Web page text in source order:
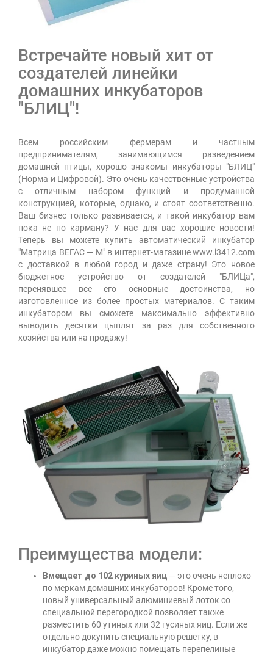
Встречайте новый хит от
создателей линейки
домашних инкубаторов
"БЛИЦ"!
Всем российским фермерам и частным
предпринимателям, занимающимся разведением
домашней птицы, хорошо знакомы инкубаторы "БЛИЦ"
(Норма и Цифровой). Это очень качественные устройства
с отличным набором функций и продуманной
конструкцией, которые, однако, и стоят соответственно.
Ваш бизнес только развивается, и такой инкубатор вам
пока не по карману? У нас для вас хорошие новости!
Теперь вы можете купить автоматический инкубатор
"Матрица ВЕГАС — М" в интернет-магазине www.i3412.com
с доставкой в любой город и даже страну! Это новое
бюджетное устройство от создателей "БЛИЦа",
перенявшее все его основные достоинства, но
изготовленное из более простых материалов. С таким
инкубатором вы сможете максимально эффективно
выводить десятки цыплят за раз для собственного
хозяйства или на продажу!
Преимущества модели:
Вмещает до 102 куриных яиц — это очень неплохо
по меркам домашних инкубаторов! Кроме того,
новый универсальный алюминиевый лоток со
специальной перегородкой позволяет также
разместить 60 утиных или 32 гусиных яиц. Если же
отдельно докупить специальную решетку, в
инкубатор даже можно помещать перепелиные